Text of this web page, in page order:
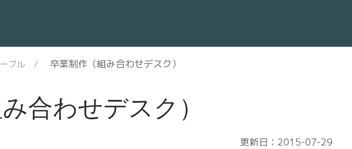
ブル 卒業制作（組み合わせデスク）
合わせデスク）
更新日：2015-07-29